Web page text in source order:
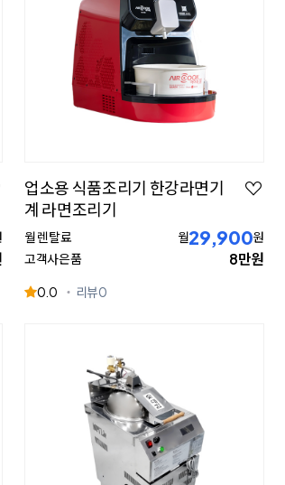
업소용 식품조리기 한강라면기
계 라면조리기
월 렌탈료 월29,900원
고객사은품
8만원
0.0 리뷰0